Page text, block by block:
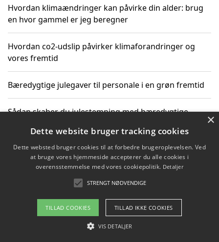
Hvordan klimaændringer kan påvirke din alder: brug
en hvor gammel er jeg beregner
Hvordan co2-udslip påvirker klimaforandringer og
vores fremtid
Bæredygtige julegaver til personale i en grøn fremtid
Sådan skaber du julestemning med bæredygtige
Sådan skaber du et bæredygtigt hjem med familien i
Copyright 2026 - Pilanto Aps
Om / kontakt
×
Dette website bruger tracking cookies
Dette websted bruger cookies til at forbedre brugeroplevelsen. Ved
at bruge vores hjemmeside accepterer du alle cookies i
overensstemmelse med vores cookiepolitik. Detaljer
STRENGT NØDVENDIGE
TILLAD COOKIES TILLAD IKKE COOKIES
VIS DETALJER